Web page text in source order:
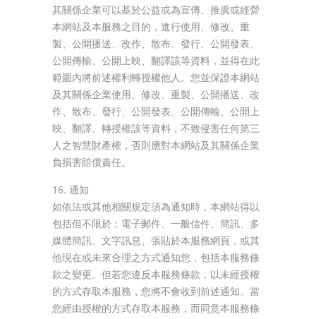
其關係企業可以基於公益或為宣傳、推廣或經營
本網站及本服務之目的，進行使用、修改、重
製、公開播送、改作、散布、發行、公開發表、
公開傳輸、公開上映、翻譯該等資料，並得在此
範圍內將前述權利轉授權他人。您並保證本網站
及其關係企業使用、修改、重製、公開播送、改
作、散布、發行、公開發表、公開傳輸、公開上
映、翻譯、轉授權該等資料，不致侵害任何第三
人之智慧財產權，否則應對本網站及其關係企業
負損害賠償責任。
16. 通知
如依法或其他相關規定須為通知時，本網站得以
包括但不限於：電子郵件、一般信件、簡訊、多
媒體簡訊、文字訊息、張貼於本服務網頁，或其
他現在或未來合理之方式通知您，包括本服務條
款之變更。但若您違反本服務條款，以未經授權
的方式存取本服務，您將不會收到前述通知。當
您經由授權的方式存取本服務，而同意本服務條